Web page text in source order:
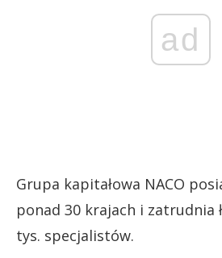
ad
Grupa kapitałowa NACO
ponad 30 krajach i zatrudnia
tys. specjalistów.